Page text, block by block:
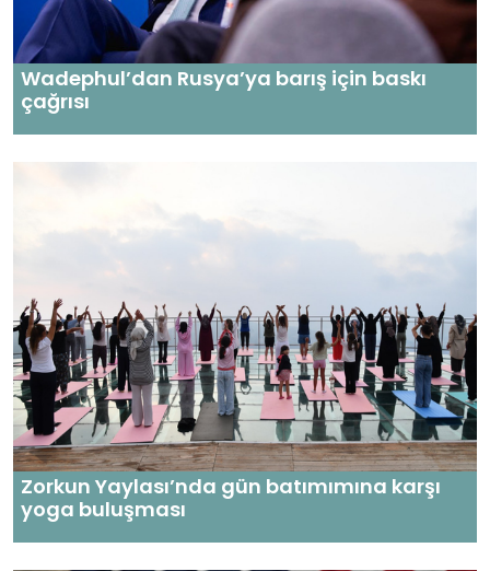
Wadephul’dan Rusya’ya barış için baskı
çağrısı
Zorkun Yaylası’nda gün batımımına karşı
yoga buluşması